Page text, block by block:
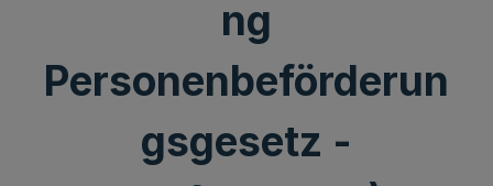
ng
Personenbeförderun
gsgesetz -